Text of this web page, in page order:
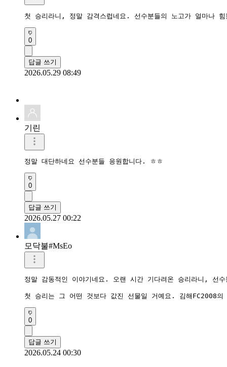
첫 승리라니, 정말 감격스럽네요. 선수분들의 노고가 얼마나
0
답글 쓰기
2026.05.29 08:49
기린
정말 대단하네요 선수분들 응원합니다. ㅎㅎ
0
답글 쓰기
2026.05.27 00:22
모닥불#MsEo
정말 감동적인 이야기네요. 오랜 시간 기다려온 승리라니, 선
첫 승리는 그 어떤 것보다 값진 선물일 거예요. 김해FC2008
0
답글 쓰기
2026.05.24 00:30